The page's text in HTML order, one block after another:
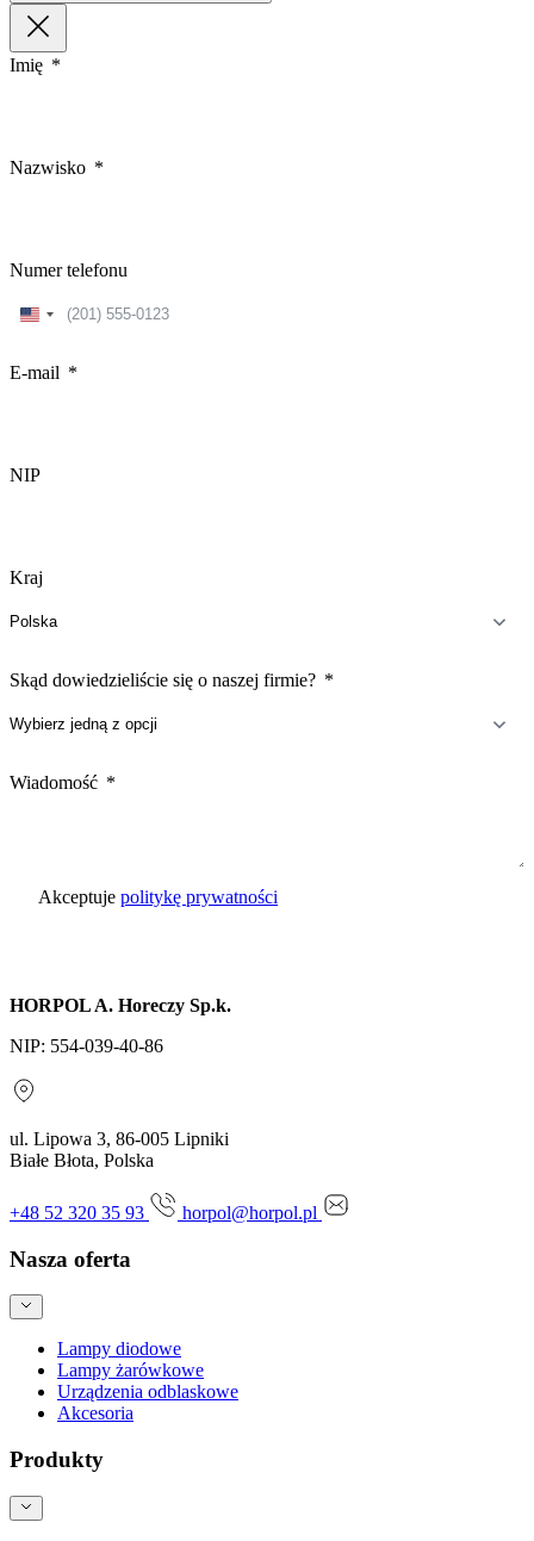
Imię
Nazwisko
Numer telefonu
United
E-mail
NIP
Kraj
Skąd dowiedzieliście się o naszej firmie?
Wiadomość
Akceptuje politykę prywatności
HORPOL A. Horeczy Sp.k.
NIP: 554-039-40-86
ul. Lipowa 3, 86-005 Lipniki
Białe Błota, Polska
+48 52 320 35 93 horpol@horpol.pl
Nasza oferta
Lampy diodowe
Lampy żarówkowe
Urządzenia odblaskowe
Akcesoria
Produkty